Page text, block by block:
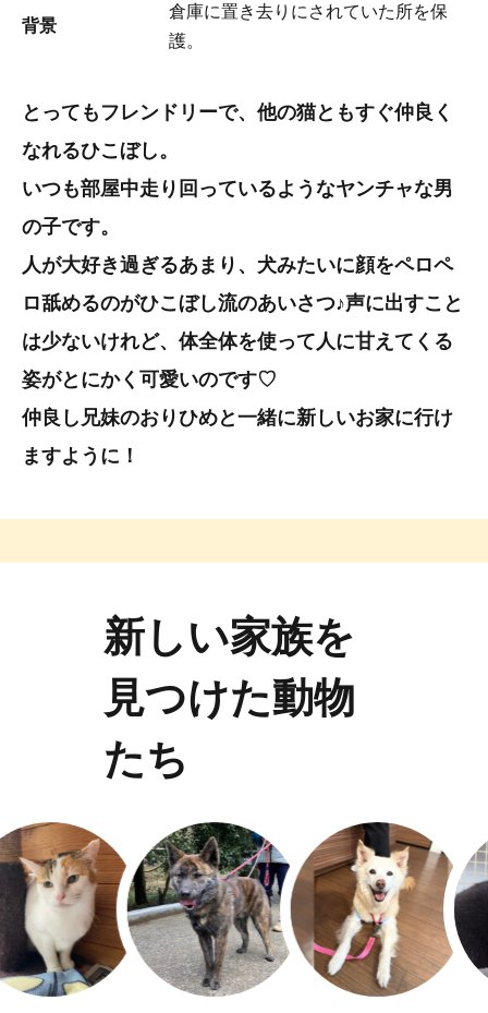
背景
倉庫に置き去りにされていた所を保
護。
とってもフレンドリーで、他の猫ともすぐ仲良く
なれるひこぼし。
いつも部屋中走り回っているようなヤンチャな男
の子です。
人が大好き過ぎるあまり、犬みたいに顔をペロペ
ロ舐めるのがひこぼし流のあいさつ♪声に出すこと
は少ないけれど、体全体を使って人に甘えてくる
姿がとにかく可愛いのです♡
仲良し兄妹のおりひめと一緒に新しいお家に行け
ますように！
新しい家族を
見つけた動物
たち